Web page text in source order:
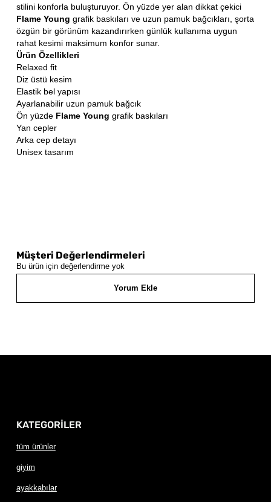
stilini konforla buluşturuyor. Ön yüzde yer alan dikkat çekici
Flame Young grafik baskıları ve uzun pamuk bağcıkları, şorta
özgün bir görünüm kazandırırken günlük kullanıma uygun
rahat kesimi maksimum konfor sunar.
Ürün Özellikleri
Relaxed fit
Diz üstü kesim
Elastik bel yapısı
Ayarlanabilir uzun pamuk bağcık
Ön yüzde Flame Young grafik baskıları
Yan cepler
Arka cep detayı
Unisex tasarım
Müşteri Değerlendirmeleri
Bu ürün için değerlendirme yok
Yorum Ekle
KATEGORİLER
tüm ürünler
giyim
ayakkabılar